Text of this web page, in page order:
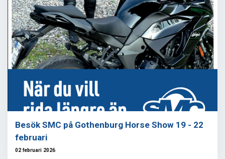
Besök SMC på Gothenburg Horse Show 19 - 22
februari
02 februari 2026